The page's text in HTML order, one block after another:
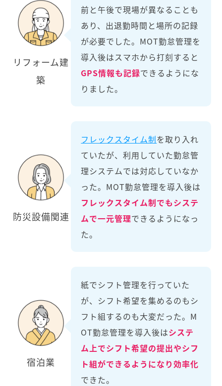
リフォーム建
築
前と午後で現場が異なることも
あり、出退勤時間と場所の記録
が必要でした。MOT勤怠管理を
導入後はスマホから打刻すると
GPS情報も記録できるようにな
りました。
防災設備関連
フレックスタイム制を取り入れ
ていたが、利用していた勤怠管
理システムでは対応していなか
った。MOT勤怠管理を導入後は
フレックスタイム制でもシステ
ムで一元管理できるようになっ
た。
宿泊業
紙でシフト管理を行っていた
が、シフト希望を集めるのもシ
フト組するのも大変だった。M
OT勤怠管理を導入後はシステ
ム上でシフト希望の提出やシフ
ト組ができるようになり効率化
できた。